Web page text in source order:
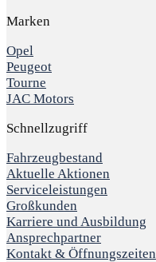
Marken
Opel
Peugeot
Tourne
JAC Motors
Schnellzugriff
Fahrzeugbestand
Aktuelle Aktionen
Serviceleistungen
Großkunden
Karriere und Ausbildung
Ansprechpartner
Kontakt & Öffnungszeiten